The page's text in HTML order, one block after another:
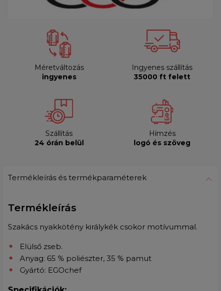
Méretváltozás
ingyenes
Ingyenes szállítás
35000 ft felett
Szállítás
24 órán belül
Hímzés
logó és szöveg
Termékleírás és termékparaméterek
Termékleírás
Szakács nyakkötény királykék csokor motívummal.
Elülső zseb.
Anyag: 65 % poliészter, 35 % pamut
Gyártó: EGOchef